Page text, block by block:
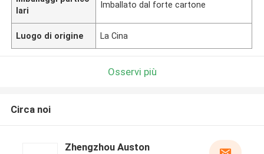
lari
Imballato dal forte cartone
Luogo di origine La Cina
Osservi più
Circa noi
Zhengzhou Auston